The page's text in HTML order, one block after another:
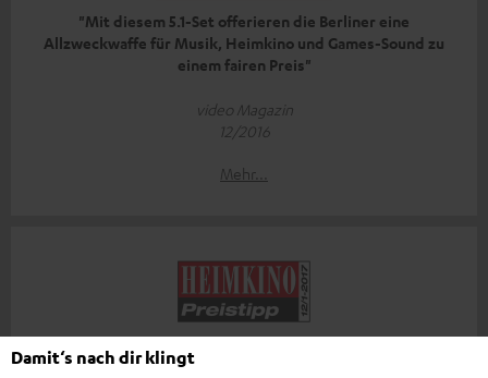
"Mit diesem 5.1-Set offerieren die Berliner eine
Allzweckwaffe für Musik, Heimkino und Games-Sound zu
einem fairen Preis"
video Magazin
12/2016
Mehr...
"...legitimer, verbesserter Nachfolger eines echten
Damit‘s nach dir klingt